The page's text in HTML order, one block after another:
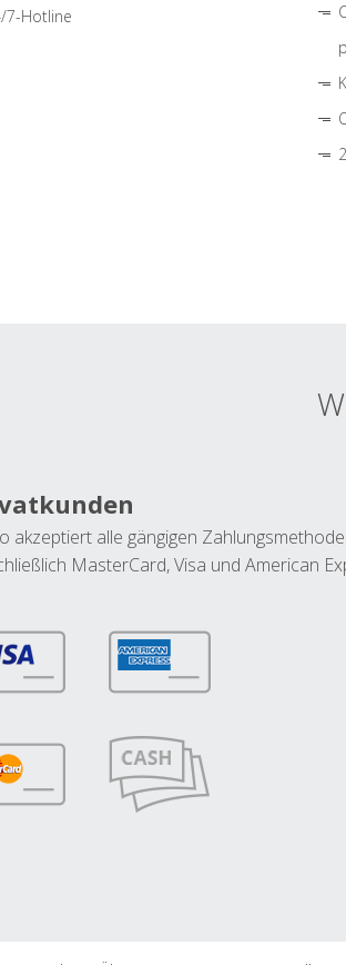
7-Hotline
akzeptiert alle gängigen
MasterCard, Visa und American